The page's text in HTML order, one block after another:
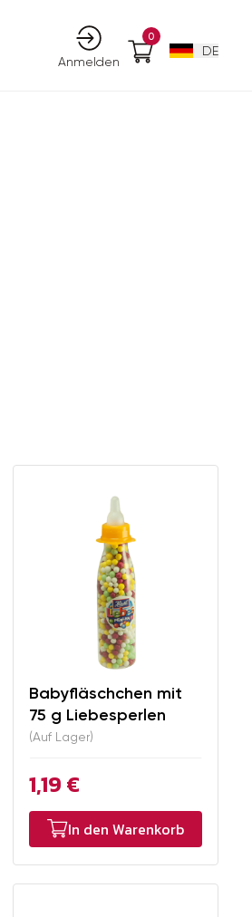
Anmelden
0
DE
Babyfläschchen mit
75 g Liebesperlen
(Auf Lager)
1,19 €
In den Warenkorb